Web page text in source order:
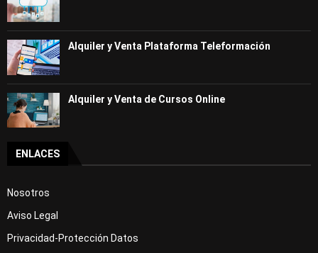
Alquiler y Venta Plataforma Teleformación
Alquiler y Venta de Cursos Online
ENLACES
Nosotros
Aviso Legal
Privacidad-Protección Datos